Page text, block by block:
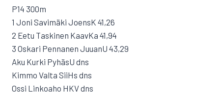
P14 300m
1 Joni Savimäki JoensK 41,26
2 Eetu Taskinen KaavKa 41,94
3 Oskari Pennanen JuuanU 43,29
Aku Kurki PyhäsU dns
Kimmo Valta SiiHs dns
Ossi Linkoaho HKV dns